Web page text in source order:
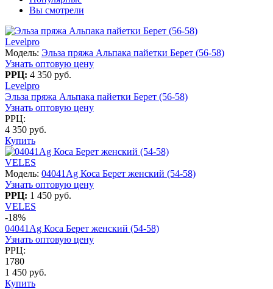
Вы смотрели
Levelpro
Модель: Эльза пряжа Альпака пайетки Берет (56-58)
Узнать оптовую цену
РРЦ: 4 350 руб.
Levelpro
Эльза пряжа Альпака пайетки Берет (56-58)
Узнать оптовую цену
РРЦ:
4 350 руб.
Купить
VELES
Модель: 04041Ag Коса Берет женский (54-58)
Узнать оптовую цену
РРЦ: 1 450 руб.
VELES
-18%
04041Ag Коса Берет женский (54-58)
Узнать оптовую цену
РРЦ:
1780
1 450 руб.
Купить